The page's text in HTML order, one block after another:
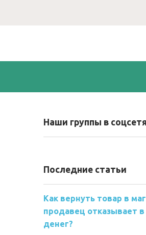
Наши группы в
Последние статьи
Как вернуть товар в
продавец отказывает в
денег?